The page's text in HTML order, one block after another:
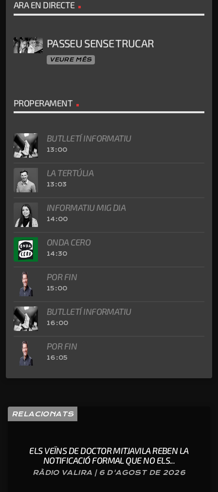
ARA EN DIRECTE
PASSEU SENSE TRUCAR
VEURE MÉS
PROPERAMENT
BUTLLETÍ INFORMATIU
13:00
LA TERTÚLIA
13:03
INFORMATIU MIG DIA
14:00
ONDA CERO
14:30
POR FIN
15:00
BUTLLETÍ INFORMATIU
16:00
POR FIN
16:05
RELACIONATS
ELS VEÏNS DE DOCTOR MITJAVILA REBEN LA
NOTIFICACIÓ FORMAL QUE NO ELS...
RÀDIO VALIRA | 6 D'AGOST DE 2026